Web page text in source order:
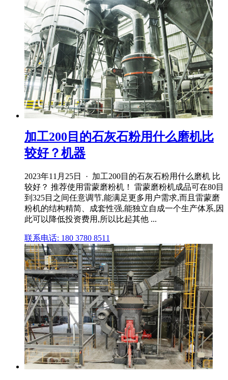
加工200目的石灰石粉用什么磨机比
较好？机器
2023年11月25日 · 加工200目的石灰石粉用什么磨机 比
较好？ 推荐使用雷蒙磨粉机！ 雷蒙磨粉机成品可在80目
到325目之间任意调节,能满足更多用户需求,而且雷蒙磨
粉机的结构精简、成套性强,能独立自成一个生产体系,因
此可以降低投资费用,所以比起其他 ...
联系电话: 180 3780 8511